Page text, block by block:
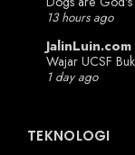
13 hours ago
JalinLuin.com
Wajar UCSF
1 day ago
TEKNOLOGI